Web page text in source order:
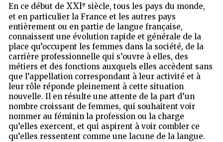
En ce début deXXIe siècle, tous les pays du monde,
et en particulier la France et les autres pays
entièrement ou en partie de langue française,
connaissent une évolution rapide et générale de la
place qu’occupent les femmes dans la société, de la
carrière professionnelle qui s’ouvre à elles, des
métiers et des fonctions auxquels elles accèdent sans
que l’appellation correspondant à leur activité et à
leur rôle réponde pleinement à cette situation
nouvelle. Il en résulte une attente de la part d’un
nombre croissant de femmes, qui souhaitent voir
nommer au féminin la profession ou la charge
qu’elles exercent, et qui aspirent à voir combler ce
qu’elles ressentent comme une lacune de la langue.